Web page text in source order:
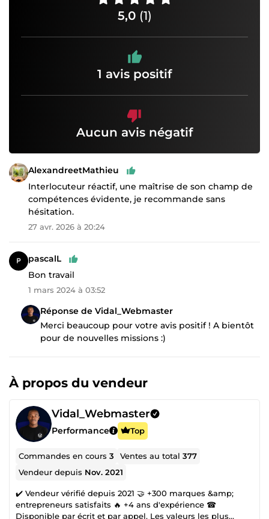
5,0 (1)
1 avis positif
Aucun avis négatif
AlexandreetMathieu
Interlocuteur réactif, une maîtrise de son champ de
compétences évidente, je recommande sans
hésitation.
27 avr. 2026 à 20:24
pascalL
Bon travail
1 mars 2024 à 03:52
Réponse de Vidal_Webmaster
Merci beaucoup pour votre avis positif ! A bientôt
pour de nouvelles missions :)
À propos du vendeur
Vidal_Webmaster
Performance Top
Commandes en cours3 Ventes au total377
Vendeur depuis Nov. 2021
✔️ Vendeur vérifié depuis 2021 🤝 +300 marques &amp;
entrepreneurs satisfaits 🔥 +4 ans d'expérience ☎
Disponible par écrit et par appel. Les valeurs les plus